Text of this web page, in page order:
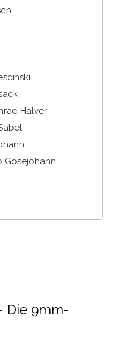
Halver
Gosejohann
Die 9mm-